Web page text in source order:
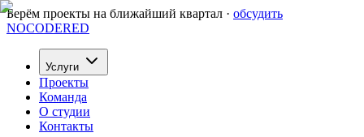
Берём проекты на ближайший квартал · обсудить
NOCODERED
Услуги
Проекты
Команда
О студии
Контакты